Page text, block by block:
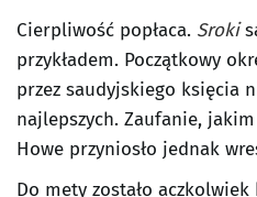
Cierpliwość popłaca. Sroki
przykładem. Początkowy
przez saudyjskiego księcia
najlepszych. Zaufanie,
Howe przyniosło jednak
Do mety zostało